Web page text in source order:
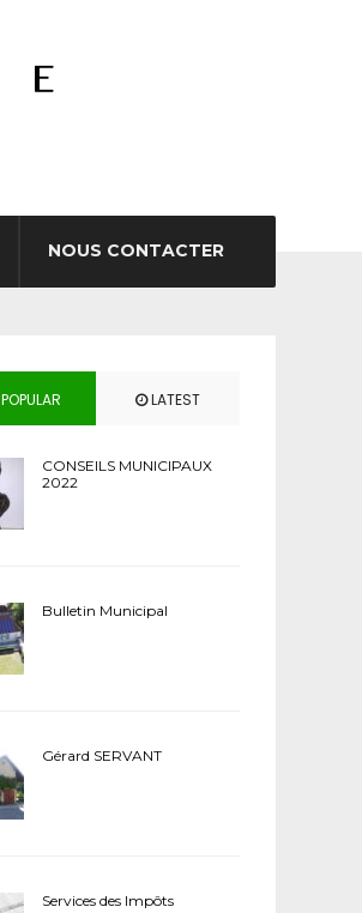
NOUS CONTACTER
POPULAR LATEST
CONSEILS MUNICIPAUX
2022
Bulletin Municipal
Gérard SERVANT
Services des Impôts